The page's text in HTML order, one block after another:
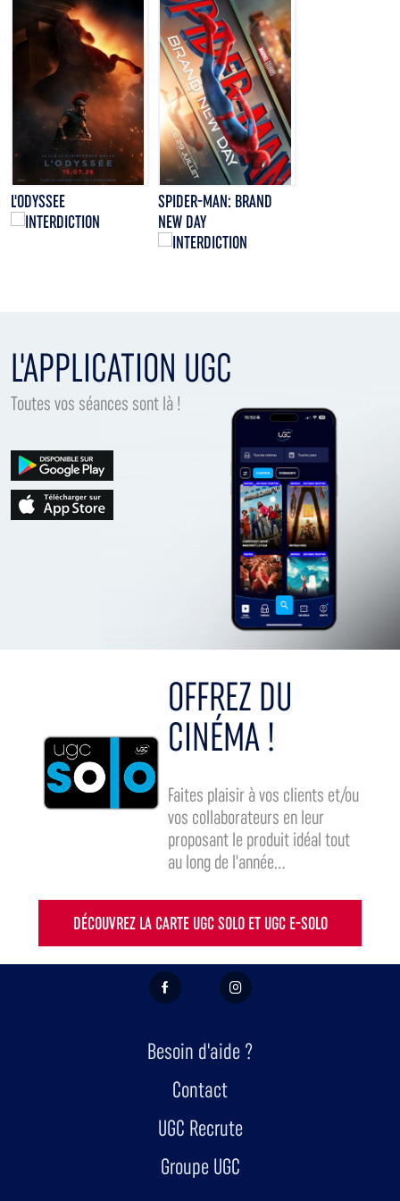
L'ODYSSEE
SPIDER-MAN: BRAND
NEW DAY
L'APPLICATION UGC
Toutes vos séances sont là !
OFFREZ DU
CINÉMA !
Faites plaisir à vos clients et/ou
vos collaborateurs en leur
proposant le produit idéal tout
au long de l'année...
DÉCOUVREZ LA CARTE UGC SOLO ET UGC E-SOLO
FACEBOOK INSTAGRAM
Besoin d'aide ?
Contact
UGC Recrute
Groupe UGC